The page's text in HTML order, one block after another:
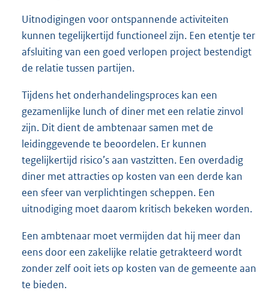
Uitnodigingen voor ontspannende activiteiten
kunnen tegelijkertijd functioneel zijn. Een etentje ter
afsluiting van een goed verlopen project bestendigt
de relatie tussen partijen.
Tijdens het onderhandelingsproces kan een
gezamenlijke lunch of diner met een relatie zinvol
zijn. Dit dient de ambtenaar samen met de
leidinggevende te beoordelen. Er kunnen
tegelijkertijd risico’s aan vastzitten. Een overdadig
diner met attracties op kosten van een derde kan
een sfeer van verplichtingen scheppen. Een
uitnodiging moet daarom kritisch bekeken worden.
Een ambtenaar moet vermijden dat hij meer dan
eens door een zakelijke relatie getrakteerd wordt
zonder zelf ooit iets op kosten van de gemeente aan
te bieden.